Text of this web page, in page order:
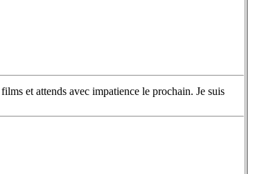
et attends avec impatience le prochain. Je suis